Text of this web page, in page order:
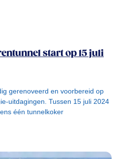
start op 15 juli
gerenoveerd en voorbereid op
uitdagingen. Tussen 15 juli 2024
één tunnelkoker